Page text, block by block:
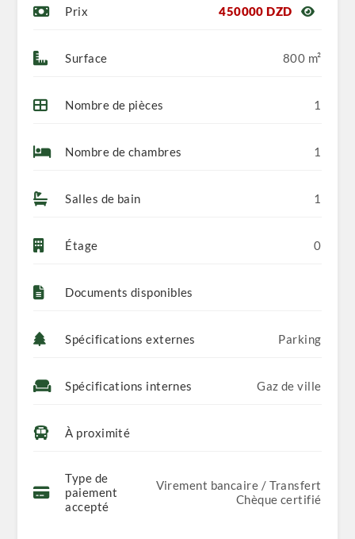
Prix 450000 DZD
Surface 800 m²
Nombre de pièces 1
Nombre de chambres 1
Salles de bain 1
Étage 0
Documents disponibles
Spécifications externes Parking
Spécifications internes Gaz de ville
À proximité
Type de
paiement
accepté
Virement bancaire / Transfert
Chèque certifié